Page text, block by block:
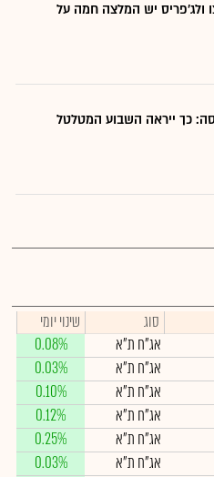
ולג'פריס יש המלצה חמה על
כך ייראה השבוע המטלטל
סוג
שינוי יומי
אג"ח ת"א
0.08%
אג"ח ת"א
0.03%
אג"ח ת"א
0.10%
אג"ח ת"א
0.12%
אג"ח ת"א
0.25%
אג"ח ת"א
0.03%